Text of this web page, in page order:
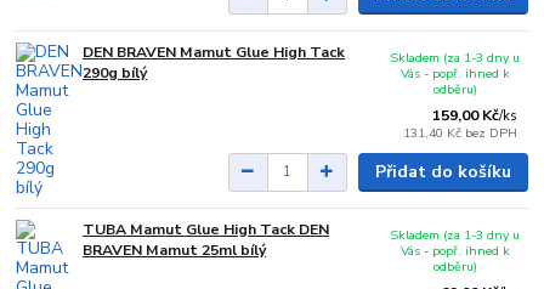
DEN BRAVEN Mamut Glue High Tack
290g bílý
159,00 Kč/ks
131,40 Kč bez DPH
Skladem (za 1-3 dny u
Vás - popř. ihned k
odběru)
Přidat do košíku
TUBA Mamut Glue High Tack DEN
BRAVEN Mamut 25ml bílý
Skladem (za 1-3 dny u
Vás - popř. ihned k
odběru)